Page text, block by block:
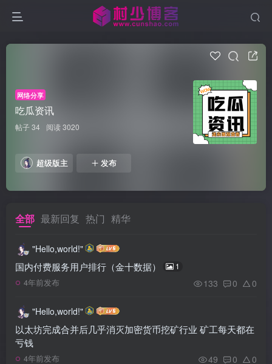
网络分享
吃瓜资讯
帖子 34 阅读 3020
超级版主 发布
全部 最新回复 热门 精华
"Hello,world!"
国内付费服务用户排行（金十数据） 1
4年前发布 133 0 0
"Hello,world!"
以太坊完成合并后几乎消灭加密货币挖矿行业 矿工每天都在
亏钱
4年前发布 49 0 0